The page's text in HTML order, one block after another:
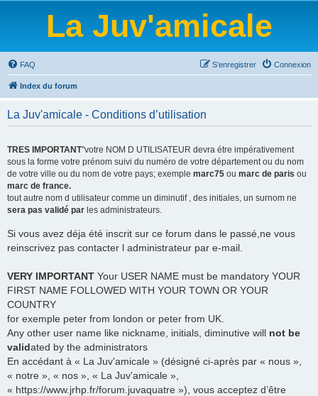
La Juv'amicale
FAQ Connexion
S’enregistrer
Index du forum
La Juv'amicale - Conditions d’utilisation
TRES IMPORTANT"votre NOM D UTILISATEUR devra étre impérativement
sous la forme votre prénom suivi du numéro de votre département ou du nom
de votre ville ou du nom de votre pays; exemple marc75 ou marc de paris ou
marc de france.
tout autre nom d utilisateur comme un diminutif , des initiales, un surnom ne
sera pas validé par les administrateurs.
Si vous avez déja été inscrit sur ce forum dans le passé,ne vous
reinscrivez pas contacter l administrateur par e-mail.
VERY IMPORTANT Your USER NAME must be mandatory YOUR
FIRST NAME FOLLOWED WITH YOUR TOWN OR YOUR
COUNTRY
for exemple peter from london or peter from UK.
Any other user name like nickname, initials, diminutive will not be
validated by the administrators
En accédant à « La Juv'amicale » (désigné ci-après par « nous »,
« notre », « nos », « La Juv'amicale »,
« https://www.jrhp.fr/forum.juvaquatre »), vous acceptez d’être